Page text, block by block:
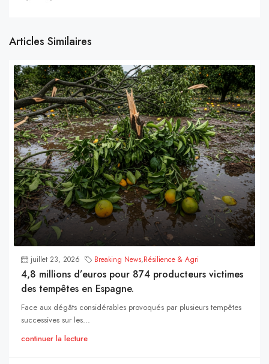
Articles Similaires
juillet 23, 2026 Breaking News,Résilience & Agri
4,8 millions d’euros pour 874 producteurs victimes
des tempêtes en Espagne.
Face aux dégâts considérables provoqués par plusieurs tempêtes
successives sur les...
continuer la lecture